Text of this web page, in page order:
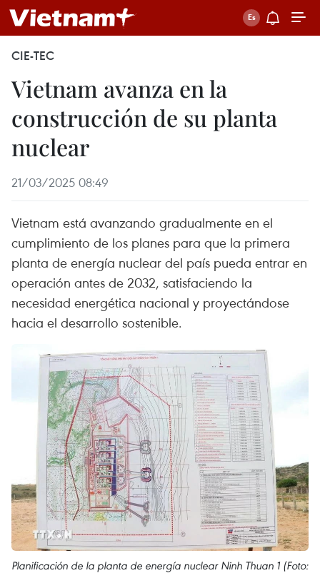
CIE-TEC
Vietnam avanza en la
construcción de su planta
nuclear
21/03/2025 08:49
Vietnam está avanzando gradualmente en el
cumplimiento de los planes para que la primera
planta de energía nuclear del país pueda entrar en
operación antes de 2032, satisfaciendo la
necesidad energética nacional y proyectándose
hacia el desarrollo sostenible.
Planificación de la planta de energía nuclear Ninh Thuan 1 (Foto: